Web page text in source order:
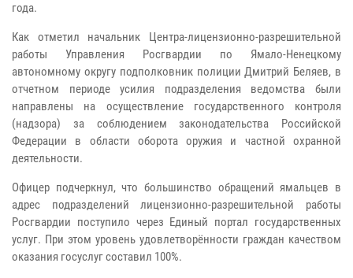
года.
Как отметил начальник Центра-лицензионно-разрешительной
работы Управления Росгвардии по Ямало-Ненецкому
автономному округу подполковник полиции Дмитрий Беляев, в
отчетном периоде усилия подразделения ведомства были
направлены на осуществление государственного контроля
(надзора) за соблюдением законодательства Российской
Федерации в области оборота оружия и частной охранной
деятельности.
Офицер подчеркнул, что большинство обращений ямальцев в
адрес подразделений лицензионно-разрешительной работы
Росгвардии поступило через Единый портал государственных
услуг. При этом уровень удовлетворённости граждан качеством
оказания госуслуг составил 100%.